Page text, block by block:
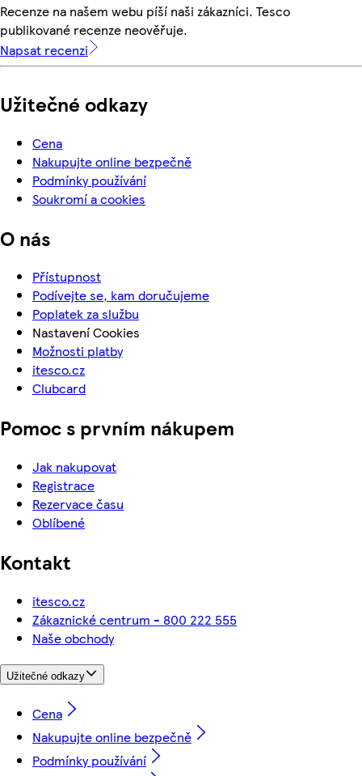
Recenze na našem webu píší naši zákazníci. Tesco
publikované recenze neověřuje.
Napsat recenzi
Užitečné odkazy
Cena
Nakupujte online bezpečně
Podmínky používání
Soukromí a cookies
O nás
Přístupnost
Podívejte se, kam doručujeme
Poplatek za službu
Nastavení Cookies
Možnosti platby
itesco.cz
Clubcard
Pomoc s prvním nákupem
Jak nakupovat
Registrace
Rezervace času
Oblíbené
Kontakt
itesco.cz
Zákaznické centrum - 800 222 555
Naše obchody
Užitečné odkazy
Cena
Nakupujte online bezpečně
Podmínky používání